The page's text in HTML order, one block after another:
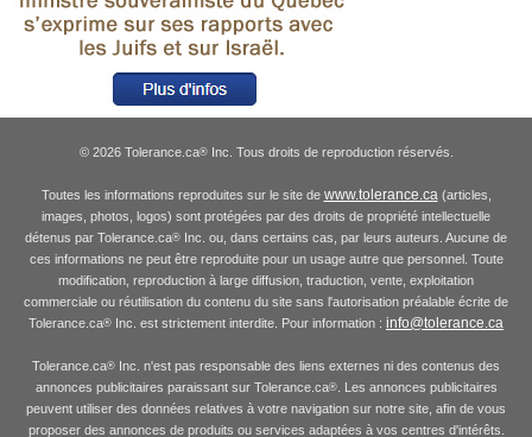
© 2026 Tolerance.ca®Inc. Tous droits de reproduction réservés.
Toutes les informations reproduites sur le site de www.tolerance.ca(articles,
images, photos, logos) sont protégées par des droits de propriété intellectuelle
détenus par Tolerance.ca® Inc. ou, dans certains cas, par leurs auteurs. Aucune de
ces informations ne peut être reproduite pour un usage autre que personnel. Toute
modification, reproduction à large diffusion, traduction, vente, exploitation
commerciale ou réutilisation du contenu du site sans l'autorisation préalable écrite de
Tolerance.ca® Inc. est strictement interdite. Pour information : info@tolerance.ca
Tolerance.ca® Inc. n'est pas responsable des liens externes ni des contenus des
annonces publicitaires paraissant sur Tolerance.ca®. Les annonces publicitaires
peuvent utiliser des données relatives à votre navigation sur notre site, afin de vous
proposer des annonces de produits ou services adaptées à vos centres d'intérêts.